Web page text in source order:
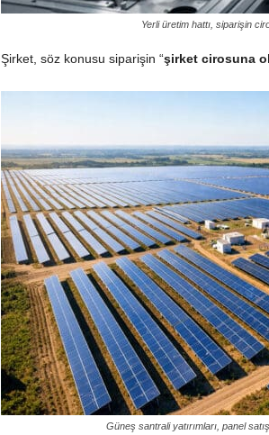
Yerli üretim hattı, siparişin
Şirket, söz konusu siparişin “şirket cirosuna
Güneş santrali yatırımları, panel